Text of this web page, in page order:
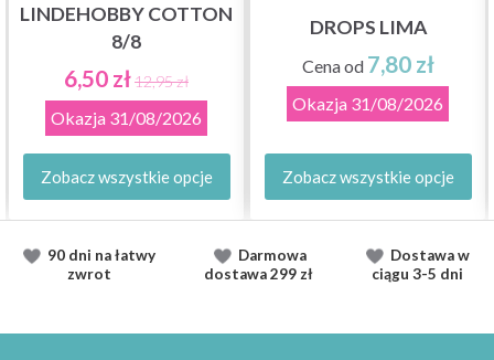
LINDEHOBBY COTTON
8/8
6,50 zł12,95 zł
Okazja 31/08/2026
Zobacz wszystkie opcje
DROPS LIMA
Cena od 7,80 zł
Okazja 31/08/2026
Zobacz wszystkie opcje
90 dni na łatwy
zwrot
Darmowa
dostawa299 zł
Dostawaw
ciągu 3-5 dni